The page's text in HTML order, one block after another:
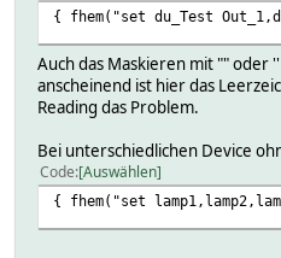
{ fhem("set du_Test
Auch das Maskieren mit "" oder
anscheinend ist hier das
Reading das Problem.
Bei unterschiedlichen Device
Code Auswählen
{ fhem("set